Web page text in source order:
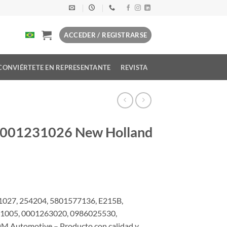
ACCEDER / REGISTRARSE
EN REPRESENTANTE REVISTA
New Holland
254204, 5801577136, E215B,
0001263020, 0986025530,